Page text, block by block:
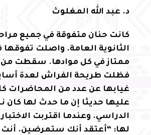
د. عبد الله المغلوث
كانت حنان متفوقة في جميع
الثانوية العامة. واصلت
ممتاز في كل موادها. سقطت من
فظلت طريحة الفراش لعدة
غيابها عن عدد من المحاضرات
عليها حديثا إن ما حدث لها
الدراسي. وعندما اقتربت
لها: “أعتقد أنك ستمرضين.